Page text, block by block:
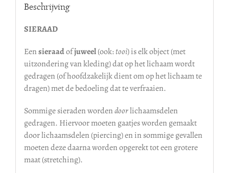
Beschrijving
SIERAAD
Eensieraadofjuweel(ook:tooi) is elk object (met
uitzondering van kleding) dat op het lichaam wordt
gedragen (of hoofdzakelijk dient om op het lichaam te
dragen) met de bedoeling dat te verfraaien.
Sommige sieraden wordendoorlichaamsdelen
gedragen. Hiervoor moeten gaatjes worden gemaakt
door lichaamsdelen (piercing) en in sommige gevallen
moeten deze daarna worden opgerekt tot een grotere
maat (stretching).